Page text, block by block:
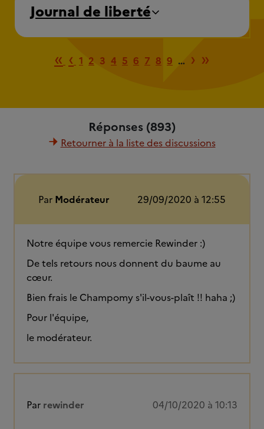
Journal de liberté
Première page
« Page précédente
‹ 1 2 3 4 5 6 7 8 9 … Page
› »
Réponses (893)
Retourner à la liste des discussions
Par Modérateur 29/09/2020 à 12:55
Notre équipe vous remercie Rewinder :)
De tels retours nous donnent du baume au
cœur.
Bien frais le Champomy s'il-vous-plaît !! haha ;)
Pour l'équipe,
le modérateur.
Par rewinder 04/10/2020 à 10:13